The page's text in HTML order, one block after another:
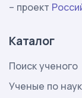
– проект
Каталог
Поиск ученого
Ученые по